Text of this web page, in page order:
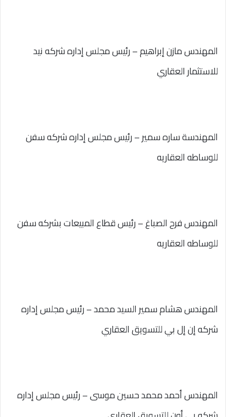
المهندس مازن إبراهيم – رئيس مجلس إداره شركه نيد
للاستثمار العقاري
المهندسة ساره سمير – رئيس مجلس إداره شركه سفن
للوساطه العقاريه
المهندس فرح الصباغ – رئيس قطاع المبيعات بشركه سفن
للوساطه العقاريه
المهندس هشام سمير السيد محمد – رئيس مجلس إداره
شركه إن إل بي للتسويق العقاري
المهندس أحمد محمد حسين موسى – رئيس مجلس إداره